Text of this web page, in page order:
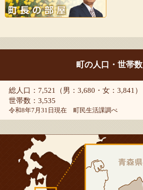
町の人口・世帯数
総人口：7,521（男：3,680・女：3,841）
世帯数：3,535
令和8年7月31日現在 町民生活課調べ